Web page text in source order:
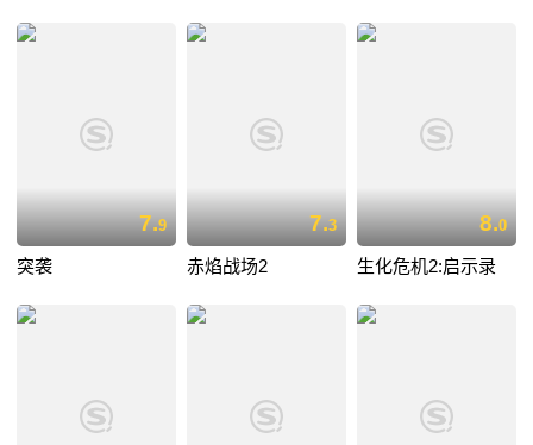
7.9
突袭
7.3
赤焰战场2
8.0
生化危机2:启示录